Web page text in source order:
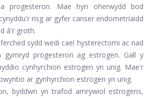
progesteron. Mae hyn oherwydd bod
risg ar gyfer canser endometriaidd
â'r groth.
sydd wedi cael hysterectomi ac nad
gymryd progesteron ag estrogen. Gall y
cynhyrchion estrogen yn unig. Mae'r
ar gynhyrchion estrogen yn unig.
byddwn yn trafod amrywiol estrogens,